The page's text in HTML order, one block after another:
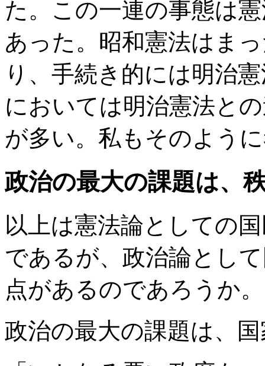
た。この一連の事態は
あった。昭和憲法はま
り、手続き的には明治
においては明治憲法と
が多い。私もそのよう
政治の最大の課題は、
以上は憲法論としての
であるが、政治論とし
点があるのであろうか。
政治の最大の課題は、